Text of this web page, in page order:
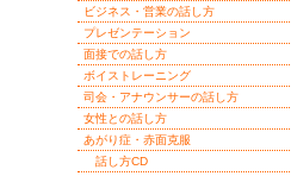
ビジネス・営業の話し方
プレゼンテーション
面接での話し方
ボイストレーニング
司会・アナウンサーの話し方
女性との話し方
あがり症・赤面克服
話し方CD